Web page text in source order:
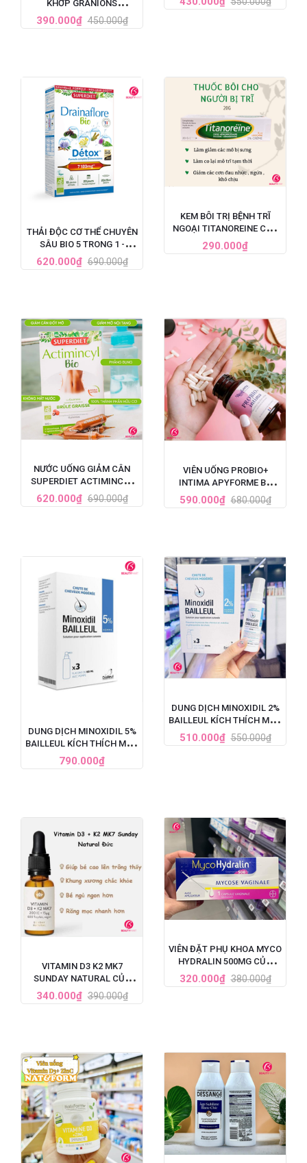
KHỚP GRANIONS
CHONDROSTEO
ARTICULATIONS CỦA
390.000₫ 450.000₫
60 VIÊN
THẢI ĐỘC CƠ THỂ CHUYÊN
SÂU BIO 5 TRONG 1 -
SUPERDIET DRAINAFLORE
BIO DÉTOX
620.000₫ 690.000₫
KEM BÔI TRỊ BỆNH TRĨ
NGOẠI TITANOREINE CỦA
PHÁP 20G - GIẢM ĐAU
HIỆU QUẢ NHANH CHÓNG
290.000₫
NƯỚC UỐNG GIẢM CÂN
SUPERDIET ACTIMINCYL
BIO ĐỐT MỠ ĐA TẦNG CỦA
PHÁP
620.000₫ 690.000₫
VIÊN UỐNG PROBIO+
INTIMA APYFORME BỔ
SUNG LỢI KHUẨN VÙNG KÍN
60 VIÊN CỦA PHÁP
590.000₫ 680.000₫
DUNG DỊCH MINOXIDIL 5%
BAILLEUL KÍCH THÍCH MỌC
TÓC, TRỊ HÓI ĐẦU NẶNG
CHO NAM - SET 3 LỌ X
790.000₫
DUNG DỊCH MINOXIDIL 2%
BAILLEUL KÍCH THÍCH MỌC
TÓC, TRỊ HÓI ĐẦU (60ML)
510.000₫ 550.000₫
VITAMIN D3 K2 MK7
SUNDAY NATURAL CỦA
ĐỨC TĂNG CHIỀU CAO CHO
BÉ 20ML
340.000₫ 390.000₫
VIÊN ĐẶT PHỤ KHOA MYCO
HYDRALIN 500MG CỦA
PHÁP 1 LIỆU TRÌNH
320.000₫ 380.000₫